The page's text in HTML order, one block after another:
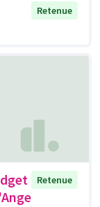
Retenue
Retenue